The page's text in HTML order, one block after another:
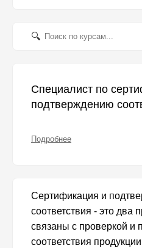
Специалист по
подтверждению
Подробнее
Сертификация и
соответствия - это два
связаны с проверкой и
соответствия